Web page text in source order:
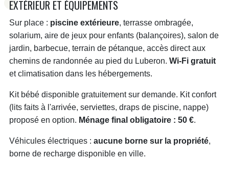
EXTÉRIEUR ET ÉQUIPEMENTS
Sur place : piscine extérieure, terrasse ombragée,
solarium, aire de jeux pour enfants (balançoires), salon de
jardin, barbecue, terrain de pétanque, accès direct aux
chemins de randonnée au pied du Luberon. Wi‑Fi gratuit
et climatisation dans les hébergements.
Kit bébé disponible gratuitement sur demande. Kit confort
(lits faits à l'arrivée, serviettes, draps de piscine, nappe)
proposé en option. Ménage final obligatoire : 50 €.
Véhicules électriques : aucune borne sur la propriété,
borne de recharge disponible en ville.